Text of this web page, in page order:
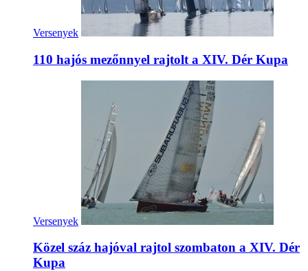
Versenyek
110 hajós mezőnnyel rajtolt a XIV. Dér Kupa
Versenyek
Közel száz hajóval rajtol szombaton a XIV. Dér
Kupa